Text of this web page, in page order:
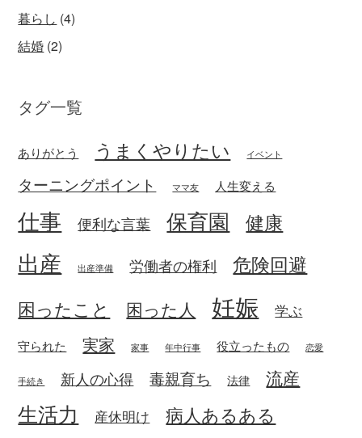
暮らし (4)
結婚 (2)
タグ一覧
ありがとう うまくやりたい イベント
ターニングポイント ママ友 人生変える
仕事 便利な言葉 保育園 健康
出産 出産準備 労働者の権利 危険回避
困ったこと 困った人 妊娠 学ぶ
守られた 実家 家事 年中行事 役立ったもの 恋愛
手続き 新人の心得 毒親育ち 法律 流産
生活力 産休明け
病人あるある